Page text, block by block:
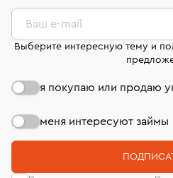
комиссионных украшений и
странице«Возврат
лабораторий
Ваш e-mail
Выберите интересную тему и
я покупаю или продаю
меня интересуют займы